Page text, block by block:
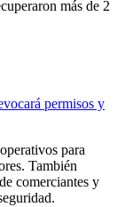
más de 2
permisos y
para
También
comerciantes y